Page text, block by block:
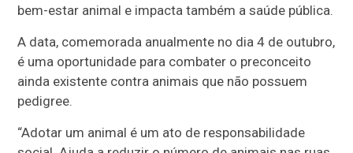
bem-estar animal e impacta também a saúde pública.
A data, comemorada anualmente no dia 4 de outubro,
é uma oportunidade para combater o preconceito
ainda existente contra animais que não possuem
pedigree.
“Adotar um animal é um ato de responsabilidade